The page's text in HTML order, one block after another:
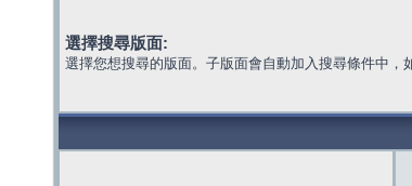
選擇搜尋版面:
選擇您想搜尋的版面。子版面會自動加入搜尋條件中，